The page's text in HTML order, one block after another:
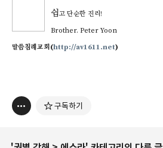
쉽고 단순한 진리!
Brother. Peter Yoon
말씀침례교회(http://av1611.net)
구독하기